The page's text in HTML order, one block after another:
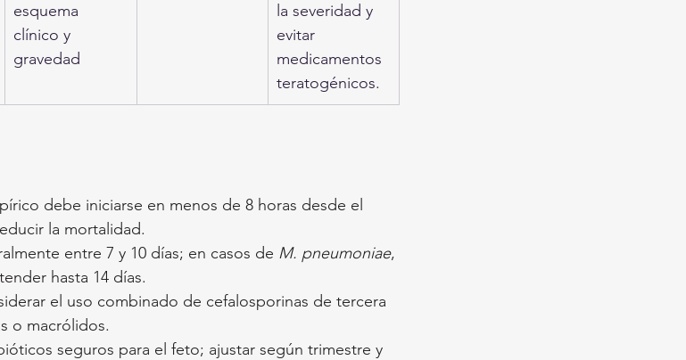
esquema
clínico y
gravedad
la severidad y
evitar
medicamentos
teratogénicos.
debe iniciarse en menos de 8 horas desde el
la mortalidad.
entre 7 y 10 días; en casos de M. pneumoniae,
hasta 14 días.
el uso combinado de cefalosporinas de tercera
o macrólidos.
seguros para el feto; ajustar según trimestre y